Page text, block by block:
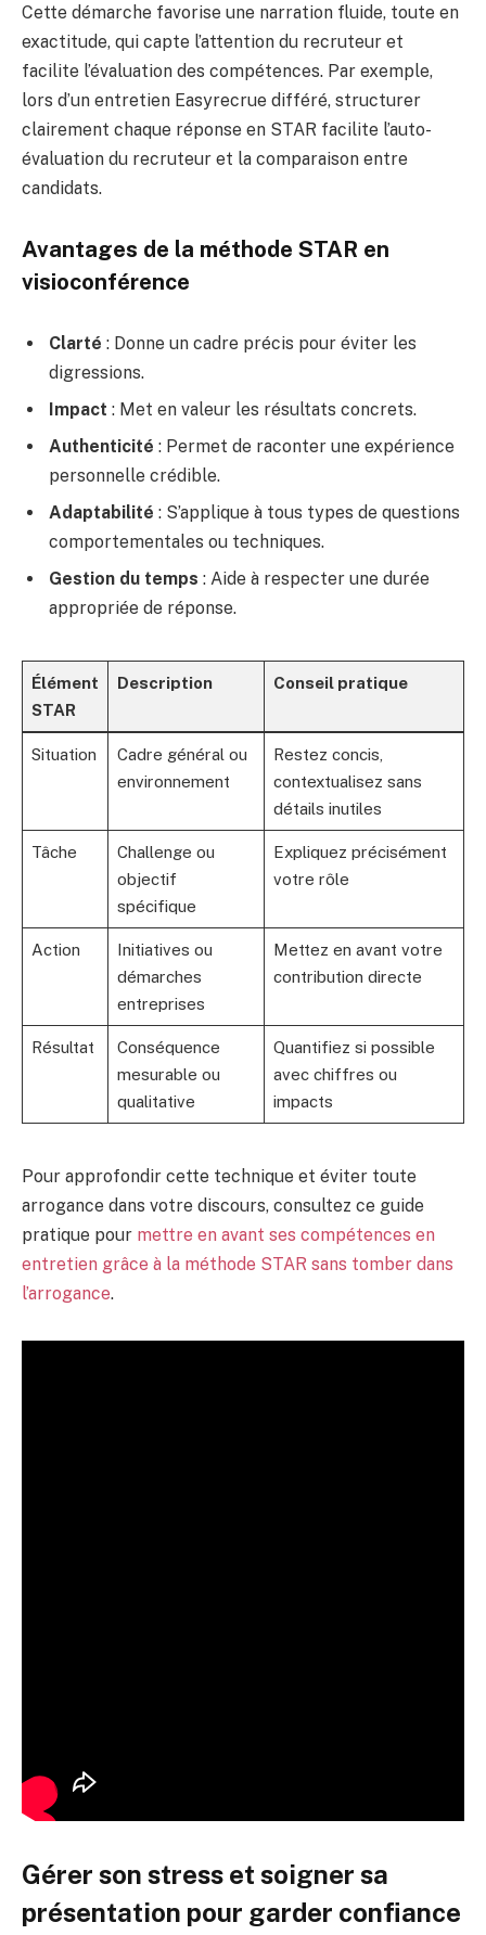
Cette démarche favorise une narration fluide, toute en
exactitude, qui capte l’attention du recruteur et
facilite l’évaluation des compétences. Par exemple,
lors d’un entretien Easyrecrue différé, structurer
clairement chaque réponse en STAR facilite l’auto-
évaluation du recruteur et la comparaison entre
candidats.
Avantages de la méthode STAR en
visioconférence
Clarté : Donne un cadre précis pour éviter les
digressions.
Impact : Met en valeur les résultats concrets.
Authenticité : Permet de raconter une expérience
personnelle crédible.
Adaptabilité : S’applique à tous types de questions
comportementales ou techniques.
Gestion du temps : Aide à respecter une durée
appropriée de réponse.
Élément
STAR
Description Conseil pratique
Situation
Cadre général ou
environnement
Restez concis,
contextualisez sans
détails inutiles
Tâche
Challenge ou
objectif
spécifique
Expliquez précisément
votre rôle
Action
Initiatives ou
démarches
entreprises
Mettez en avant votre
contribution directe
Résultat
Conséquence
mesurable ou
qualitative
Quantifiez si possible
avec chiffres ou
impacts
Pour approfondir cette technique et éviter toute
arrogance dans votre discours, consultez ce guide
pratique pour mettre en avant ses compétences en
entretien grâce à la méthode STAR sans tomber dans
l’arrogance.
Gérer son stress et soigner sa
présentation pour garder confiance